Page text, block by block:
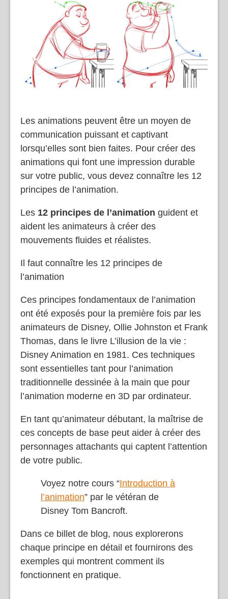
Les animations peuvent être un moyen de
communication puissant et captivant
lorsqu’elles sont bien faites. Pour créer des
animations qui font une impression durable
sur votre public, vous devez connaître les 12
principes de l’animation.
Les 12 principes de l’animation guident et
aident les animateurs à créer des
mouvements fluides et réalistes.
Il faut connaître les 12 principes de
l’animation
Ces principes fondamentaux de l’animation
ont été exposés pour la première fois par les
animateurs de Disney, Ollie Johnston et Frank
Thomas, dans le livre L’illusion de la vie :
Disney Animation en 1981. Ces techniques
sont essentielles tant pour l’animation
traditionnelle dessinée à la main que pour
l’animation moderne en 3D par ordinateur.
En tant qu’animateur débutant, la maîtrise de
ces concepts de base peut aider à créer des
personnages attachants qui captent l’attention
de votre public.
Voyez notre cours “Introduction à
l’animation” par le vétéran de
Disney Tom Bancroft.
Dans ce billet de blog, nous explorerons
chaque principe en détail et fournirons des
exemples qui montrent comment ils
fonctionnent en pratique.